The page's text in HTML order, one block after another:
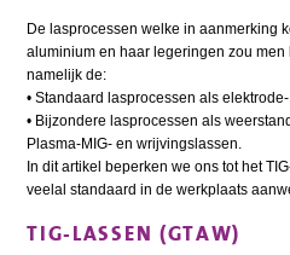
De lasprocessen welke in aanmerking
aluminium en haar legeringen zou men
namelijk de:
• Standaard lasprocessen als
• Bijzondere lasprocessen als
Plasma-MIG- en wrijvingslassen.
In dit artikel beperken we ons tot het
veelal standaard in de werkplaats
TIG-LASSEN (GTAW)